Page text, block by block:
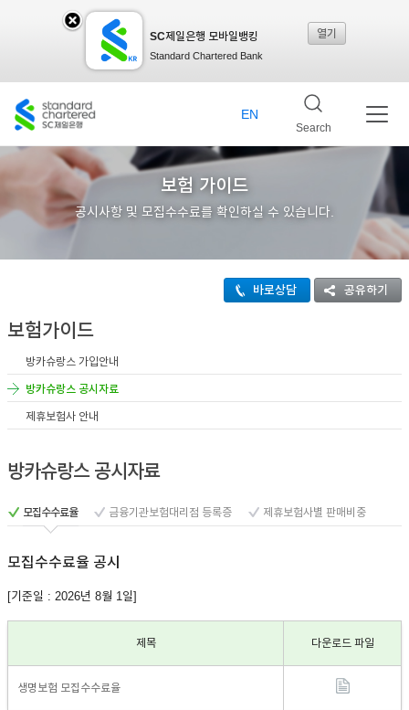
SC제일은행 모바일뱅킹
Standard Chartered Bank
열기
제일
은행
킹레
기
Search
EN
보험 가이드
공시사항 및 모집수수료를 확인하실 수 있습니다.
바로상담 공유하기
보험가이드
방카슈랑스 가입안내
방카슈랑스 공시자료
제휴보험사 안내
방카슈랑스 공시자료
모집수수료율 금융기관보험대리점 등록증 제휴보험사별 판매비중
모집수수료율 공시
[기준일 : 2026년 8월 1일]
제목 다운로드 파일
생명보험 모집수수료율